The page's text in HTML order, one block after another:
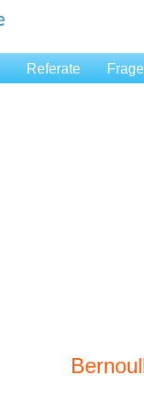
Referate